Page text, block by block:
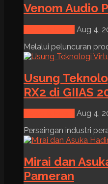
Venom Audio
Aug 4,
Melalui peluncuran
Usung
RX2 di GIIAS
Aug 4,
Persaingan industri
Mirai dan
Pameran